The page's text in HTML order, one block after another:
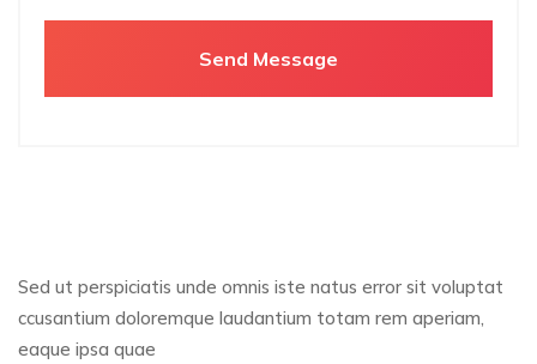
Sed ut perspiciatis unde omnis iste natus error sit voluptat
ccusantium doloremque laudantium totam rem aperiam,
eaque ipsa quae